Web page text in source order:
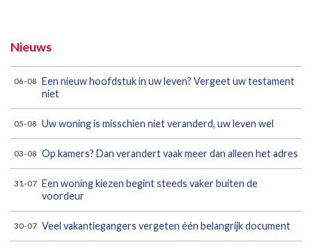
Nieuws
06-08
Een nieuw hoofdstuk in uw leven? Vergeet uw testament
niet
05-08 Uw woning is misschien niet veranderd, uw leven wel
03-08 Op kamers? Dan verandert vaak meer dan alleen het adres
31-07 Een woning kiezen begint steeds vaker buiten de
voordeur
30-07 Veel vakantiegangers vergeten één belangrijk document